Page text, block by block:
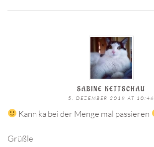
SABINE KETTSCHAU
5. DEZEMBER 2018 AT 10:46
Kann ka bei der Menge mal passieren
Grüßle